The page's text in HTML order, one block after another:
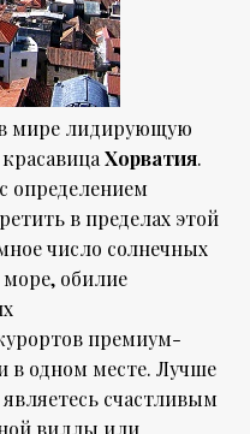
в мире лидирующую
Хорватия.
определением
в пределах этой
число солнечных
море, обилие
премиум-
в одном месте. Лучше
счастливым
виллы или